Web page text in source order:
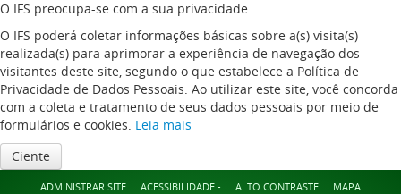
O IFS preocupa-se com a sua privacidade
O IFS poderá coletar informações básicas sobre a(s) visita(s)
realizada(s) para aprimorar a experiência de navegação dos
visitantes deste site, segundo o que estabelece a Política de
Privacidade de Dados Pessoais. Ao utilizar este site, você concorda
com a coleta e tratamento de seus dados pessoais por meio de
formulários e cookies. Leia mais
Ciente
ADMINISTRAR SITE ACESSIBILIDADE - ALTO CONTRASTE MAPA